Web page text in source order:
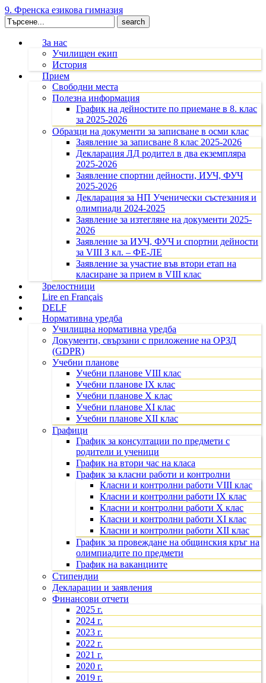
9. Френска езикова гимназия
Search
for:
За нас
Училищен екип
История
Прием
Свободни места
Полезна информация
График на дейностите по приемане в 8. клас
за 2025-2026
Образци на документи за записване в осми клас
Заявление за записване 8 клас 2025-2026
Декларация ЛД родител в два екземпляра
2025-2026
Заявление спортни дейности, ИУЧ, ФУЧ
2025-2026
Декларация за НП Ученически състезания и
олимпиади 2024-2025
Заявление за изтегляне на документи 2025-
2026
Заявление за ИУЧ, ФУЧ и спортни дейности
за VIII З кл. – ФЕ-ЛЕ
Заявление за участие във втори етап на
класиране за прием в VIII клас
Зрелостници
Lire en Français
DELF
Нормативна уредба
Училищна нормативна уредба
Документи, свързани с приложение на ОРЗД
(GDPR)
Учебни планове
Учебни планове VIII клас
Учебни планове IX клас
Учебни планове X клас
Учебни планове XI клас
Учебни планове XII клас
Графици
График за консултации по предмети с
родители и ученици
График на втори час на класа
График за класни работи и контролни
Класни и контролни работи VIII клас
Класни и контролни работи IX клас
Класни и контролни работи X клас
Класни и контролни работи XI клас
Класни и контролни работи XII клас
График за провеждане на общинския кръг на
олимпиадите по предмети
График на ваканциите
Стипендии
Декларации и заявления
Финансови отчети
2025 г.
2024 г.
2023 г.
2022 г.
2021 г.
2020 г.
2019 г.